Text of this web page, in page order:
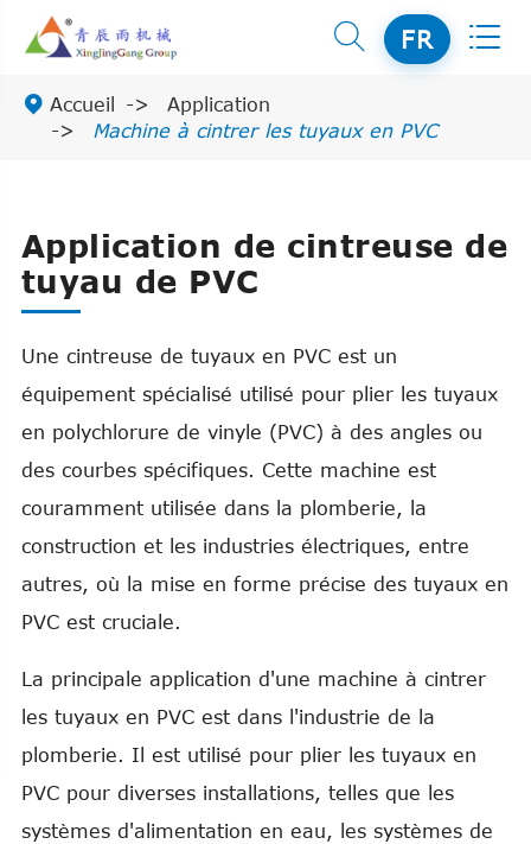
 FR 
 Accueil
Application
Machine à cintrer les tuyaux en PVC
Application de cintreuse de
tuyau de PVC
Une cintreuse de tuyaux en PVC est un
équipement spécialisé utilisé pour plier les tuyaux
en polychlorure de vinyle (PVC) à des angles ou
des courbes spécifiques. Cette machine est
couramment utilisée dans la plomberie, la
construction et les industries électriques, entre
autres, où la mise en forme précise des tuyaux en
PVC est cruciale.
La principale application d'une machine à cintrer
les tuyaux en PVC est dans l'industrie de la
plomberie. Il est utilisé pour plier les tuyaux en
PVC pour diverses installations, telles que les
systèmes d'alimentation en eau, les systèmes de